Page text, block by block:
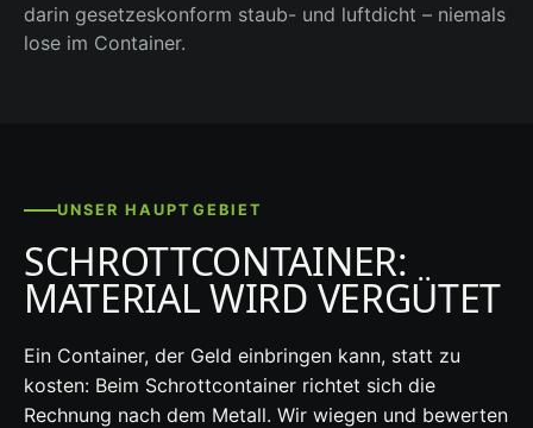
darin gesetzeskonform staub- und luftdicht – niemals
lose im Container.
UNSER HAUPTGEBIET
SCHROTTCONTAINER:
MATERIAL WIRD VERGÜTET
Ein Container, der Geld einbringen kann, statt zu
kosten: Beim Schrottcontainer richtet sich die
Rechnung nach dem Metall. Wir wiegen und bewerten